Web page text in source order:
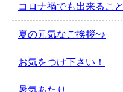
コロナ禍でも出来ること
夏の元気なご挨拶~♪
お気をつけ下さい！
暑気あたり